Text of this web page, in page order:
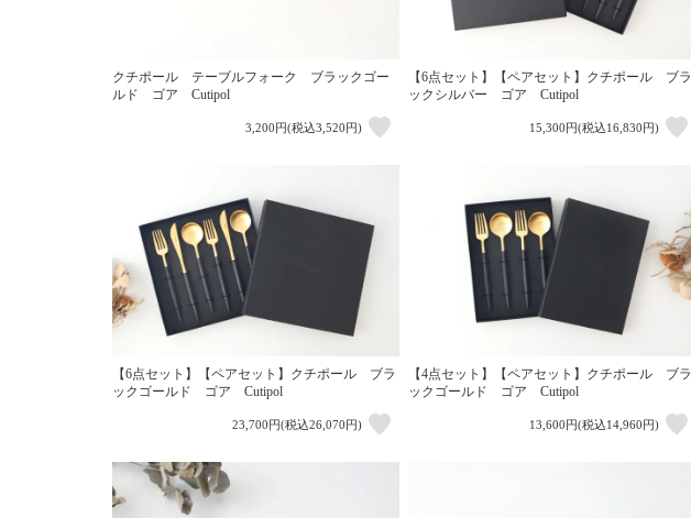
クチポール テーブルフォーク ブラックゴー
ルド ゴア Cutipol
3,200円(税込3,520円)
【6点セット】【ペアセット】クチポール ブラ
ックシルバー ゴア Cutipol
15,300円(税込16,830円)
【6点セット】【ペアセット】クチポール ブラ
ックゴールド ゴア Cutipol
23,700円(税込26,070円)
【4点セット】【ペアセット】クチポール ブラ
ックゴールド ゴア Cutipol
13,600円(税込14,960円)